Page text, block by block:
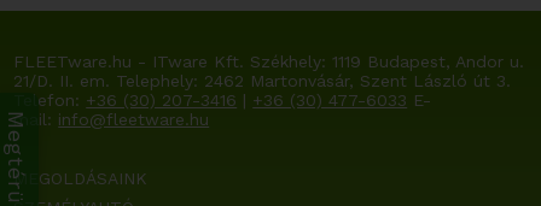
e
e
m
*
FLEETware.hu - ITware Kft. Székhely: 1119 Budapest, Andor u.
21/D. II. em. Telephely: 2462 Martonvásár, Szent László út 3.
Telefon: +36 (30) 207-3416 | +36 (30) 477-6033 E-
mail: info@fleetware.hu
MEGOLDÁSAINK